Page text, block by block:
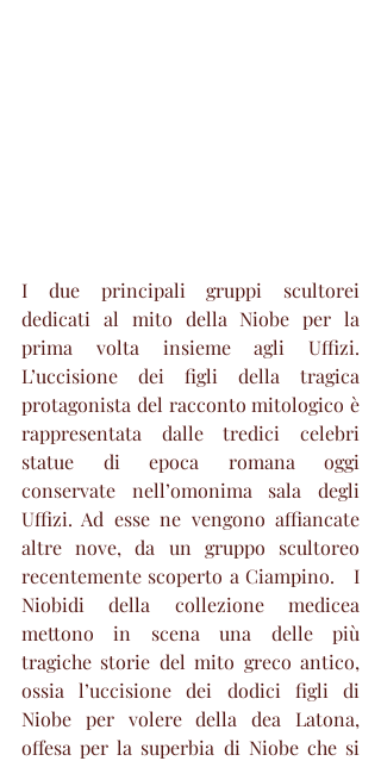
I due principali gruppi scultorei
dedicati al mito della Niobe per la
prima volta insieme agli Uffizi.
L’uccisione dei figli della tragica
protagonista del racconto mitologico è
rappresentata dalle tredici celebri
statue di epoca romana oggi
conservate nell’omonima sala degli
Uffizi. Ad esse ne vengono affiancate
altre nove, da un gruppo scultoreo
recentemente scoperto a Ciampino.   I
Niobidi della collezione medicea
mettono in scena una delle più
tragiche storie del mito greco antico,
ossia l’uccisione dei dodici figli di
Niobe per volere della dea Latona,
offesa per la superbia di Niobe che si